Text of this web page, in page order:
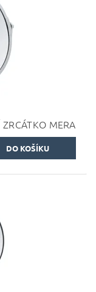
MERA